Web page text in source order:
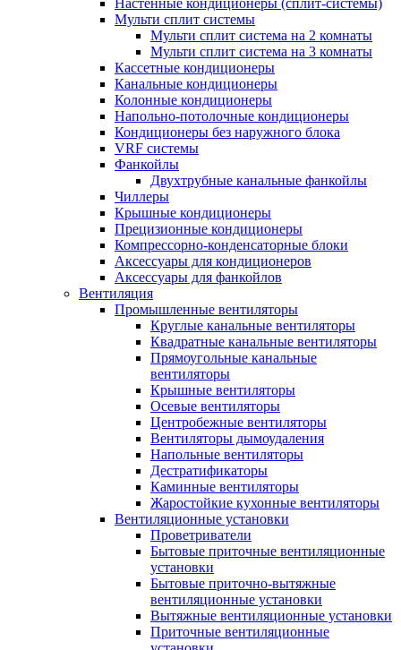
Настенные кондиционеры (сплит-системы)
Мульти сплит системы
Мульти сплит система на 2 комнаты
Мульти сплит система на 3 комнаты
Кассетные кондиционеры
Канальные кондиционеры
Колонные кондиционеры
Напольно-потолочные кондиционеры
Кондиционеры без наружного блока
VRF системы
Фанкойлы
Двухтрубные канальные фанкойлы
Чиллеры
Крышные кондиционеры
Прецизионные кондиционеры
Компрессорно-конденсаторные блоки
Аксессуары для кондиционеров
Аксессуары для фанкойлов
Вентиляция
Промышленные вентиляторы
Круглые канальные вентиляторы
Квадратные канальные вентиляторы
Прямоугольные канальные
вентиляторы
Крышные вентиляторы
Осевые вентиляторы
Центробежные вентиляторы
Вентиляторы дымоудаления
Напольные вентиляторы
Дестратификаторы
Каминные вентиляторы
Жаростойкие кухонные вентиляторы
Вентиляционные установки
Проветриватели
Бытовые приточные вентиляционные
установки
Бытовые приточно-вытяжные
вентиляционные установки
Вытяжные вентиляционные установки
Приточные вентиляционные